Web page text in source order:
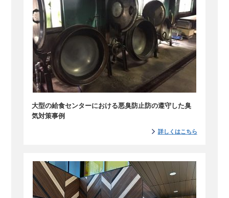
大型の給食センターにおける悪臭防止防の遵守した臭
気対策事例
詳しくはこちら